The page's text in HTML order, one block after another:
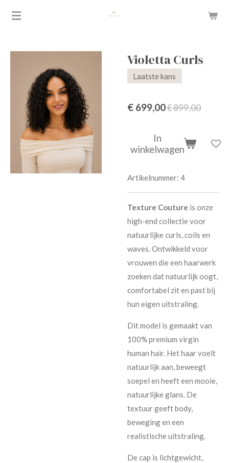
Ga
de
hoofdinhoud
Violetta Curls
Laatste kans
€ 699,00€ 899,00
In
winkelwagen
Artikelnummer: 4
Texture Couture is onze
high-end collectie voor
natuurlijke curls, coils en
waves. Ontwikkeld voor
vrouwen die een haarwerk
zoeken dat natuurlijk oogt,
comfortabel zit en past bij
hun eigen uitstraling.
Dit model is gemaakt van
100% premium virgin
human hair. Het haar voelt
natuurlijk aan, beweegt
soepel en heeft een mooie,
natuurlijke glans. De
textuur geeft body,
beweging en een
realistische uitstraling.
De cap is lichtgewicht,